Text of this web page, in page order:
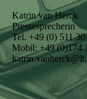
Katrin van Herck
Pressesprecherin
Tel. +49 (0) 511
Mobil: +49 (0)174